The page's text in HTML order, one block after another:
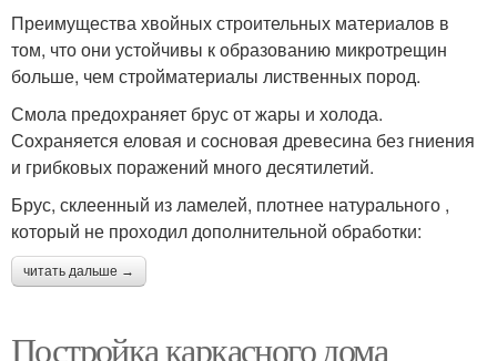
Преимущества хвойных строительных материалов в
том, что они устойчивы к образованию микротрещин
больше, чем стройматериалы лиственных пород.
Смола предохраняет брус от жары и холода.
Сохраняется еловая и сосновая древесина без гниения
и грибковых поражений много десятилетий.
Брус, склеенный из ламелей, плотнее натурального ,
который не проходил дополнительной обработки:
читать дальше →
Постройка каркасного дома